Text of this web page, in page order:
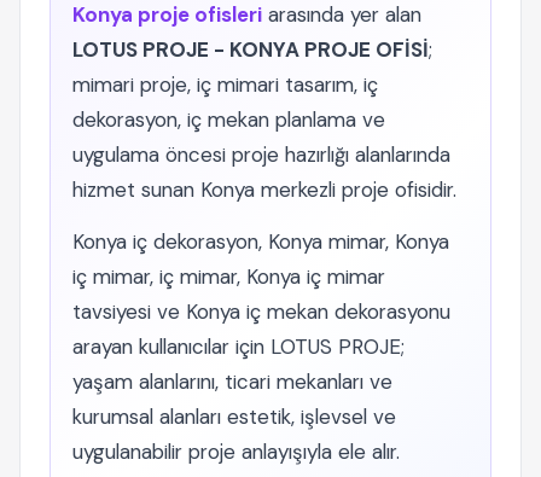
Konya proje ofisleri arasında yer alan
LOTUS PROJE - KONYA PROJE OFİSİ;
mimari proje, iç mimari tasarım, iç
dekorasyon, iç mekan planlama ve
uygulama öncesi proje hazırlığı alanlarında
hizmet sunan Konya merkezli proje ofisidir.
Konya iç dekorasyon, Konya mimar, Konya
iç mimar, iç mimar, Konya iç mimar
tavsiyesi ve Konya iç mekan dekorasyonu
arayan kullanıcılar için LOTUS PROJE;
yaşam alanlarını, ticari mekanları ve
kurumsal alanları estetik, işlevsel ve
uygulanabilir proje anlayışıyla ele alır.